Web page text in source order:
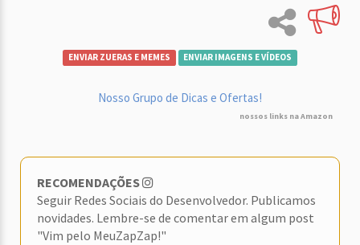
ENVIAR ZUERAS E MEMES ENVIAR IMAGENS E VÍDEOS
Nosso Grupo de Dicas e Ofertas!
nossos links na Amazon
RECOMENDAÇÕES
Seguir Redes Sociais do Desenvolvedor. Publicamos
novidades. Lembre-se de comentar em algum post
"Vim pelo MeuZapZap!"